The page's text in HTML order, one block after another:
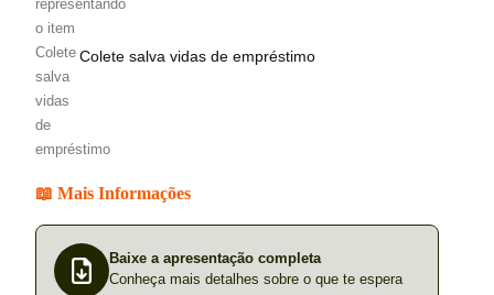
Colete salva vidas de empréstimo
📖 Mais Informações
Baixe a apresentação completa
Conheça mais detalhes sobre o que te espera